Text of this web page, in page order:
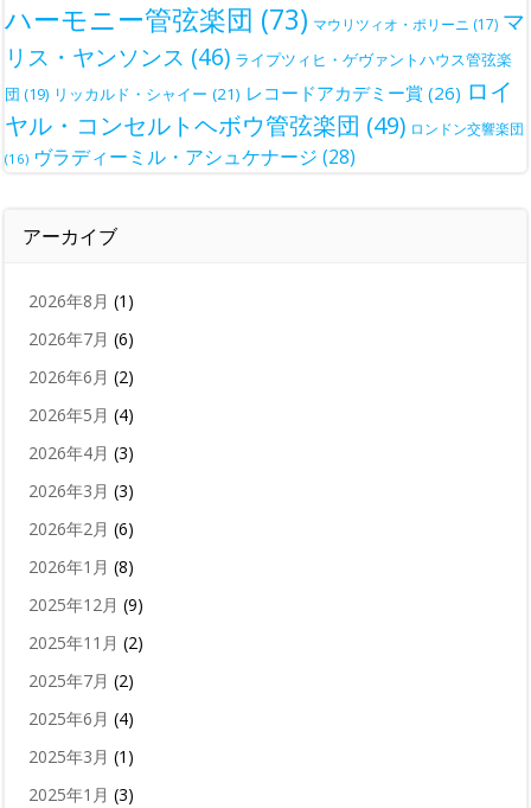
ハーモニー管弦楽団 (73) マウリツィオ・ポリーニ (17) マ
リス・ヤンソンス (46) ライプツィヒ・ゲヴァントハウス管弦楽
団 (19) リッカルド・シャイー (21) レコードアカデミー賞 (26) ロイ
ヤル・コンセルトヘボウ管弦楽団 (49) ロンドン交響楽団
(16) ヴラディーミル・アシュケナージ (28)
アーカイブ
2026年8月 (1)
2026年7月 (6)
2026年6月 (2)
2026年5月 (4)
2026年4月 (3)
2026年3月 (3)
2026年2月 (6)
2026年1月 (8)
2025年12月 (9)
2025年11月 (2)
2025年7月 (2)
2025年6月 (4)
2025年3月 (1)
2025年1月 (3)